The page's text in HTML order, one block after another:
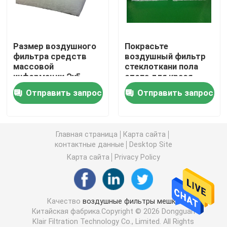
Ливень воздуха чистой комнаты
Воздушные фильтры будочки брызг
высокотемпературный воздушный фильтр
плиссированные воздушные фильтры
фильтры очистителя воздуха
Размер воздушного
фильтра средств
массовой
информации Эу5
особенный на
будочка 2м кс 21м
брызг/картины
Отправить запрос
Покрасьте
воздушный фильтр
стеклоткани пола
стопа для крася
фильтрации тумана
краски будочки
Отправить запрос
Главная страница
Карта сайта
контактные данные
Desktop Site
Карта сайта
Privacy Policy
Качествовоздушные фильтры мешка
Китайская фабрика.Copyright © 2026 Dongguan
Klair Filtration Technology Co., Limited. All Rights